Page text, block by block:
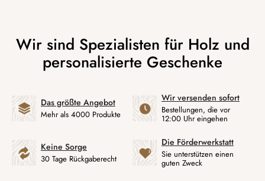
Das größte Angebot
Mehr als 4000 Produkte
Wir versenden sofort
Bestellungen, die vor
12:00 Uhr eingehen
Keine Sorge
30 Tage Rückgaberecht
Die Förderwerkstatt
Sie unterstützen einen
guten Zweck